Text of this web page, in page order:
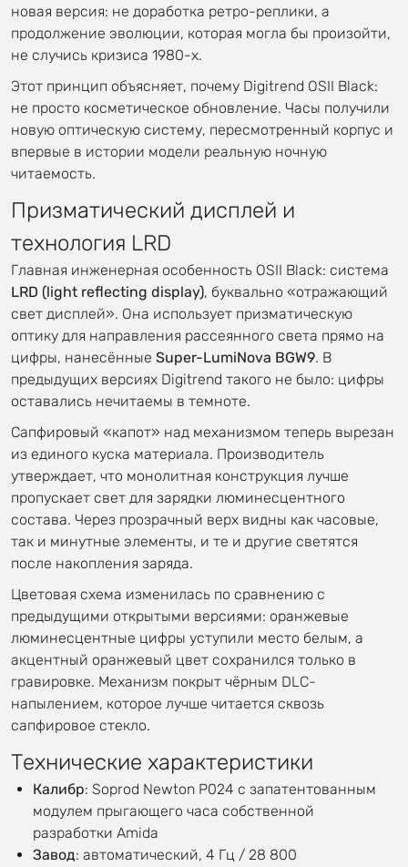
новая версия: не доработка ретро-реплики, а
продолжение эволюции, которая могла бы произойти,
не случись кризиса 1980-х.
Этот принцип объясняет, почему Digitrend OSII Black:
не просто косметическое обновление. Часы получили
новую оптическую систему, пересмотренный корпус и
впервые в истории модели реальную ночную
читаемость.
Призматический дисплей и
технология LRD
Главная инженерная особенность OSII Black: система
LRD (light reflecting display), буквально «отражающий
свет дисплей». Она использует призматическую
оптику для направления рассеянного света прямо на
цифры, нанесённые Super-LumiNova BGW9. В
предыдущих версиях Digitrend такого не было: цифры
оставались нечитаемы в темноте.
Сапфировый «капот» над механизмом теперь вырезан
из единого куска материала. Производитель
утверждает, что монолитная конструкция лучше
пропускает свет для зарядки люминесцентного
состава. Через прозрачный верх видны как часовые,
так и минутные элементы, и те и другие светятся
после накопления заряда.
Цветовая схема изменилась по сравнению с
предыдущими открытыми версиями: оранжевые
люминесцентные цифры уступили место белым, а
акцентный оранжевый цвет сохранился только в
гравировке. Механизм покрыт чёрным DLC-
напылением, которое лучше читается сквозь
сапфировое стекло.
Технические характеристики
Калибр: Soprod Newton P024 с запатентованным
модулем прыгающего часа собственной
разработки Amida
Завод: автоматический, 4 Гц / 28 800